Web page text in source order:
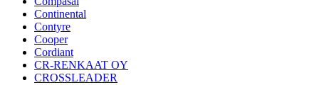
Continental
Contyre
Cooper
Cordiant
CR-RENKAAT OY
CROSSLEADER